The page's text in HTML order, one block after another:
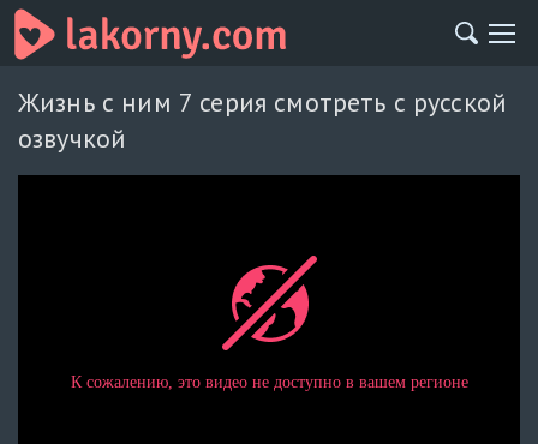
Жизнь с ним 7 серия смотреть с русской
озвучкой